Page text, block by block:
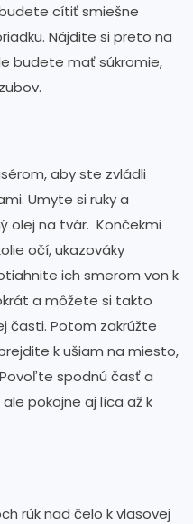
cítiť smiešne
Nájdite si preto na
budete mať súkromie,
aby ste zvládli
Umyte si ruky a
olej na tvár. Končekmi
očí, ukazováky
ich smerom von k
a môžete si takto
časti. Potom zakrúžte
k ušiam na miesto,
spodnú časť a
pokojne aj líca až k
rúk nad čelo k vlasovej